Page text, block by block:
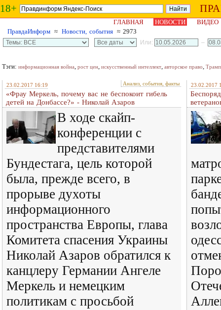
18+
ГЛАВНАЯ НОВОСТИ
ВИДЕО
ПравдаИнформ ≈ Новости, события ≈ 2973
Или: –
Тэги: информационная война, рост цен, искусственный интеллект, авторское право, Трамп
23.02.2017 16:19 Анализ, события, факты
«Фрау Меркель, почему вас не беспокоит гибель
детей на Донбассе?» - Николай Азаров
В ходе скайп-
конференции с
представителями
Бундестага, цель которой
была, прежде всего, в
прорыве духоты
информационного
пространства Европы, глава
Комитета спасения Украины
Николай Азаров обратился к
канцлеру Германии Ангеле
Меркель и немецким
политикам с просьбой
23.02.2017